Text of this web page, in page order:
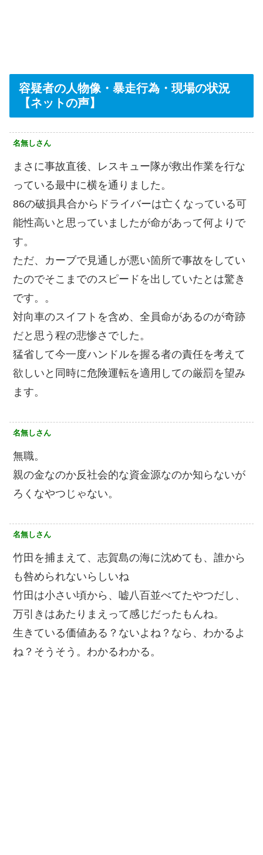
容疑者の人物像・暴走行為・現場の状況
【ネットの声】
名無しさん
まさに事故直後、レスキュー隊が救出作業を行な
っている最中に横を通りました。
86の破損具合からドライバーは亡くなっている可
能性高いと思っていましたが命があって何よりで
す。
ただ、カーブで見通しが悪い箇所で事故をしてい
たのでそこまでのスピードを出していたとは驚き
です。。
対向車のスイフトを含め、全員命があるのが奇跡
だと思う程の悲惨さでした。
猛省して今一度ハンドルを握る者の責任を考えて
欲しいと同時に危険運転を適用しての厳罰を望み
ます。
名無しさん
無職。
親の金なのか反社会的な資金源なのか知らないが
ろくなやつじゃない。
名無しさん
竹田を捕まえて、志賀島の海に沈めても、誰から
も咎められないらしいね
竹田は小さい頃から、嘘八百並べてたやつだし、
万引きはあたりまえって感じだったもんね。
生きている価値ある？ないよね？なら、わかるよ
ね？そうそう。わかるわかる。